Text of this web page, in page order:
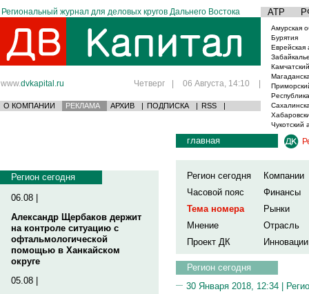
Региональный журнал для деловых кругов Дальнего Востока АТР
www.dvkapital.ru Четверг | 06 Августа, 14:10 |
О КОМПАНИИ РЕКЛАМА АРХИВ | ПОДПИСКА | RSS |
Амурская
Бурятия
Еврейская
Чукотский
Регион сегодня
06.08 |
Александр Щербаков держит
на контроле ситуацию с
офтальмологической
помощью в Ханкайском
округе
05.08 |
главная
Регион сегодня
Компании
Часовой пояс
Финансы
Тема номера
Рынки
Мнение
Отрасль
Проект ДК
Инновации
Регион сегодня
30 Января 2018, 12:34 |